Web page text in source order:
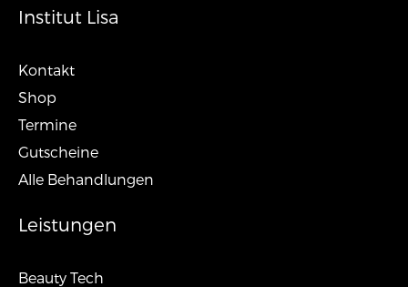
Institut Lisa
Kontakt
Shop
Termine
Gutscheine
Alle Behandlungen
Leistungen
Beauty Tech